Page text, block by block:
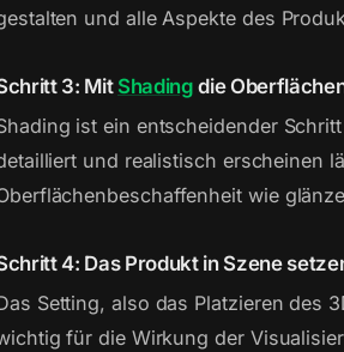
und alle Aspekte des
3: MitShading die
ist ein entscheidender
und realistisch erscheinen
wie
4: Das Produkt in Szene
Setting, also das Platzieren des
für die Wirkung der